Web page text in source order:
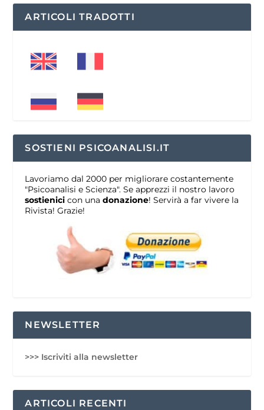
ARTICOLI TRADOTTI
SOSTIENI PSICOANALISI.IT
Lavoriamo dal 2000 per migliorare costantemente
"Psicoanalisi e Scienza". Se apprezzi il nostro lavoro
sostienici con unadonazione! Servirà a far vivere la
Rivista! Grazie!
NEWSLETTER
>>> Iscriviti alla newsletter
ARTICOLI RECENTI